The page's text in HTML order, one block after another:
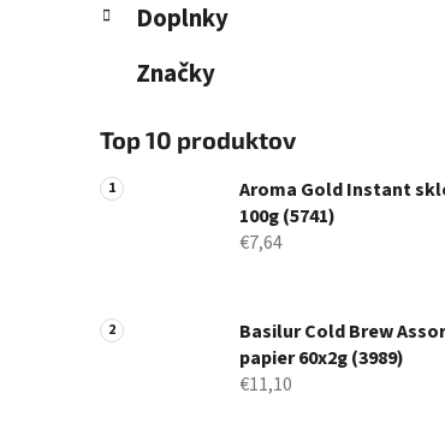
Doplnky
Značky
Top 10 produktov
Aroma Gold Instant
100g (5741)
€7,64
Basilur Cold Brew
papier 60x2g (3989)
€11,10